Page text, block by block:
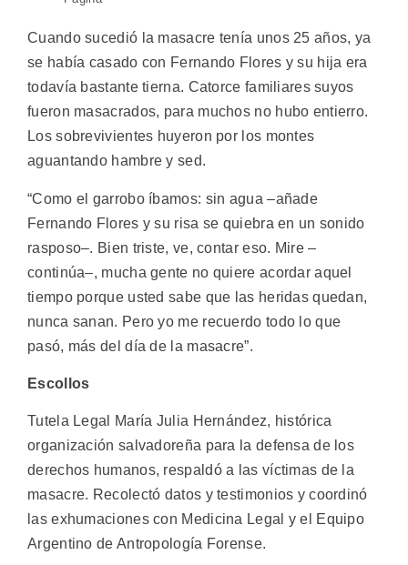
Cuando sucedió la masacre tenía unos 25 años, ya
se había casado con Fernando Flores y su hija era
todavía bastante tierna. Catorce familiares suyos
fueron masacrados, para muchos no hubo entierro.
Los sobrevivientes huyeron por los montes
aguantando hambre y sed.
“Como el garrobo íbamos: sin agua –añade
Fernando Flores y su risa se quiebra en un sonido
rasposo–. Bien triste, ve, contar eso. Mire –
continúa–, mucha gente no quiere acordar aquel
tiempo porque usted sabe que las heridas quedan,
nunca sanan. Pero yo me recuerdo todo lo que
pasó, más del día de la masacre”.
Escollos
Tutela Legal María Julia Hernández, histórica
organización salvadoreña para la defensa de los
derechos humanos, respaldó a las víctimas de la
masacre. Recolectó datos y testimonios y coordinó
las exhumaciones con Medicina Legal y el Equipo
Argentino de Antropología Forense.